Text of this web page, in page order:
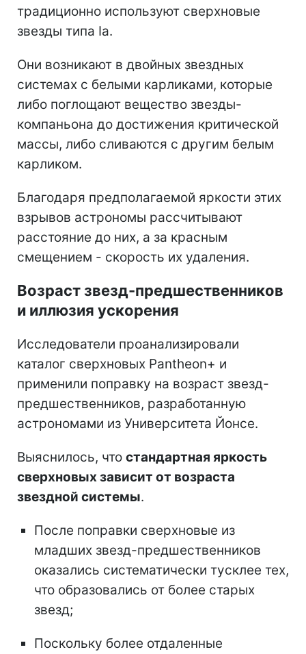
традиционно используют сверхновые
звезды типа Ia.
Они возникают в двойных звездных
системах с белыми карликами, которые
либо поглощают вещество звезды-
компаньона до достижения критической
массы, либо сливаются с другим белым
карликом.
Благодаря предполагаемой яркости этих
взрывов астрономы рассчитывают
расстояние до них, а за красным
смещением - скорость их удаления.
Возраст звезд-предшественников
и иллюзия ускорения
Исследователи проанализировали
каталог сверхновых Pantheon+ и
применили поправку на возраст звезд-
предшественников, разработанную
астрономами из Университета Йонсе.
Выяснилось, что стандартная яркость
сверхновых зависит от возраста
звездной системы.
После поправки сверхновые из
младших звезд-предшественников
оказались систематически тусклее тех,
что образовались от более старых
звезд;
Поскольку более отдаленные